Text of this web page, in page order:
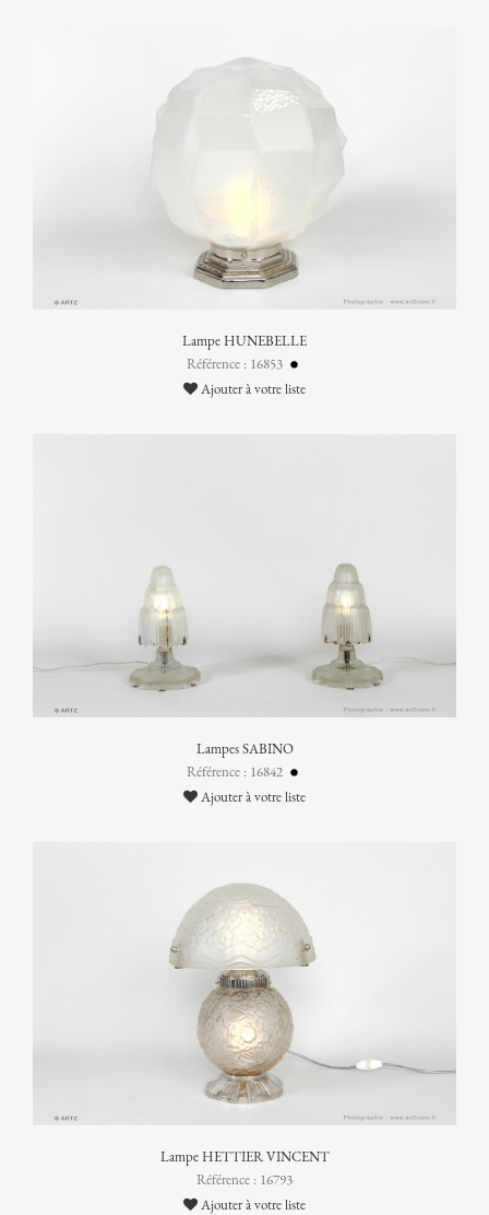
Lampe HUNEBELLE
Référence : 16853
Ajouter à votre liste
Lampes SABINO
Référence : 16842
Ajouter à votre liste
Lampe HETTIER VINCENT
Référence : 16793
Ajouter à votre liste